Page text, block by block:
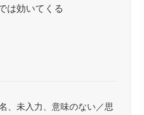
は効いてくる
、未入力、意味のない／思